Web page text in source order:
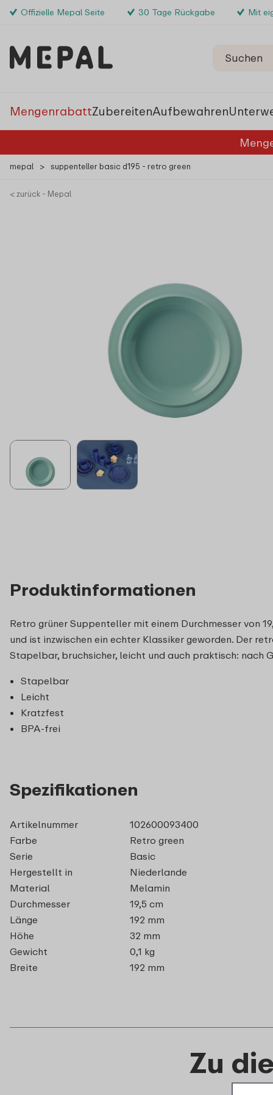
Offizielle Mepal Seite 30 Tage Rückgabe Mit
MengenrabattZubereitenAufbewahren
mepal > suppenteller basic d195 - retro green
< zurück - Mepal
Produktinformationen
Retro grüner Suppenteller mit einem Durchmesser von
und ist inzwischen ein echter Klassiker geworden. Der
Stapelbar, bruchsicher, leicht und auch praktisch: nach
Stapelbar
Leicht
Kratzfest
BPA-frei
Spezifikationen
Artikelnummer
102600093400
Farbe
Retro green
Serie
Basic
Hergestellt in
Niederlande
Material
Melamin
Durchmesser
19,5 cm
Länge
192 mm
Höhe
32 mm
Gewicht
0,1 kg
Breite
192 mm
Zu